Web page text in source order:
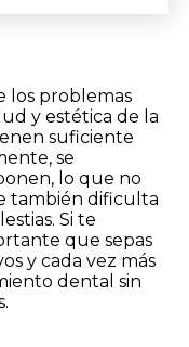
los problemas
y estética de la
suficiente
se
lo que no
también dificulta
Si te
que sepas
y cada vez más
dental sin